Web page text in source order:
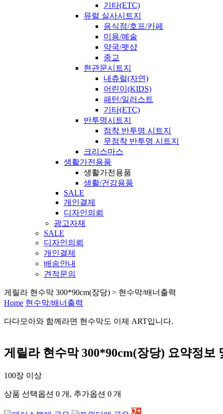
기타(ETC)
뮤럴 실사시트지
음식점/호프/카페
미용/예술
약국/펫샵
종교
현관문시트지
내츄럴(자연)
어린이(KIDS)
패턴/일러스트
기타(ETC)
반투명시트지
점착 반투명 시트지
무점착 반투명 시트지
크리스마스
생활가전용품
생활가전용품
생활/건강용품
SALE
개인결제
디자인의뢰
광고자재
SALE
디자인의뢰
개인결제
배송안내
견적문의
게릴라 현수막 300*90cm(장당) > 현수막/배너출력
Home 현수막/배너출력
다다모아와 함께라면 현수막도 이제 ART입니다.
게릴라 현수막 300*90cm(장당) 요약정보
100장 이상
상품 선택옵션 0 개, 추가옵션 0 개